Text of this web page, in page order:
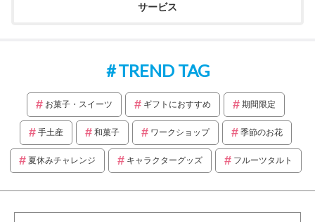
サービス
TREND TAG
お菓子・スイーツ ギフトにおすすめ 期間限定
手土産 和菓子 ワークショップ 季節のお花
夏休みチャレンジ キャラクターグッズ フルーツタルト